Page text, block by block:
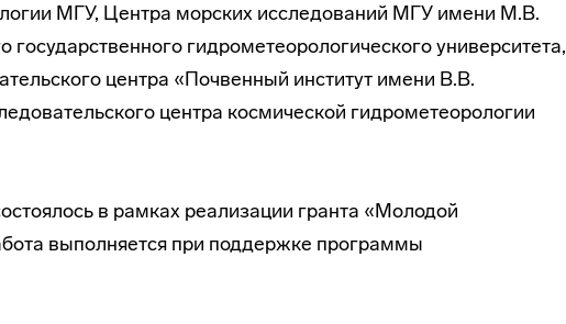
МГУ, Центра морских исследований МГУ имени М.В.
гидрометеорологического университета,
центра «Почвенный институт имени В.В.
центра космической гидрометеорологии
в рамках реализации гранта «Молодой
выполняется при поддержке программы